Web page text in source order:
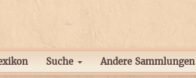
Suche Andere Sammlungen